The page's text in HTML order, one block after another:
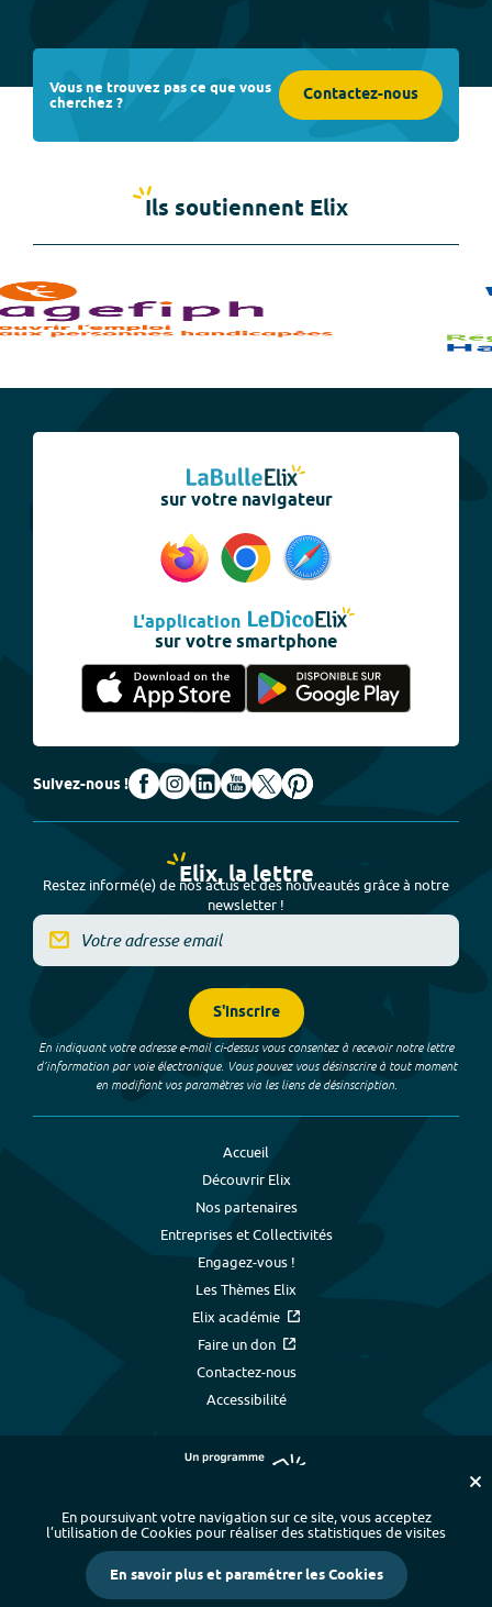
Vous ne trouvez pas ce que vous
cherchez ? Contactez-nous
Ils soutiennent Elix
sur votre navigateur
L'application
sur votre smartphone
Suivez-nous !
Elix, la lettre
Restez informé(e) de nos actus et des nouveautés grâce à notre
newsletter !
S'inscrire
En indiquant votre adresse e-mail ci-dessus vous consentez à recevoir notre lettre
d’information par voie électronique. Vous pouvez vous désinscrire à tout moment
en modifiant vos paramètres via les liens de désinscription.
Accueil
Découvrir Elix
Nos partenaires
Entreprises et Collectivités
Engagez-vous !
Les Thèmes Elix
Elix académie
Faire un don
Contactez-nous
Accessibilité
Plan du site - Index alphabétique
-
Mentions légales et données personnelles
- Paramétrer les cookies
Crédits
En poursuivant votre navigation sur ce site, vous acceptez
l’utilisation de Cookies pour réaliser des statistiques de visites
En savoir plus et paramétrer les Cookies